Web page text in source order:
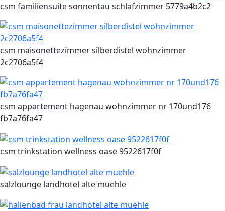
csm familiensuite sonnentau schlafzimmer 5779a4b2c2
csm maisonettezimmer silberdistel wohnzimmer
2c2706a5f4
csm appartement hagenau wohnzimmer nr 170und176
fb7a76fa47
csm trinkstation wellness oase 9522617f0f
salzlounge landhotel alte muehle